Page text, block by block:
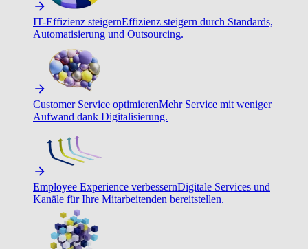
IT-Effizienz steigernEffizienz steigern durch Standards,
Automatisierung und Outsourcing.
Customer Service optimierenMehr Service mit weniger
Aufwand dank Digitalisierung.
Employee Experience verbessernDigitale Services und
Kanäle für Ihre Mitarbeitenden bereitstellen.